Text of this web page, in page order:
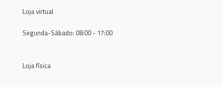
Loja virtual
Segunda-Sábado: 08:00 - 17:00
Loja física